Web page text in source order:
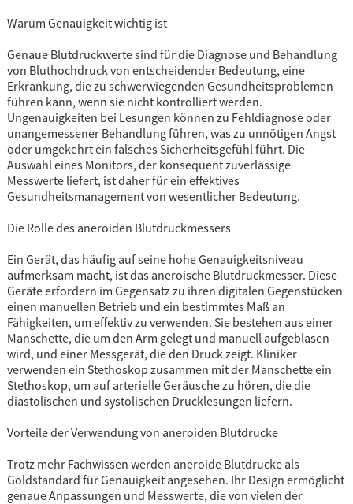
Warum Genauigkeit wichtig ist
Genaue Blutdruckwerte sind für die Diagnose und Behandlung
von Bluthochdruck von entscheidender Bedeutung, eine
Erkrankung, die zu schwerwiegenden Gesundheitsproblemen
führen kann, wenn sie nicht kontrolliert werden.
Ungenauigkeiten bei Lesungen können zu Fehldiagnose oder
unangemessener Behandlung führen, was zu unnötigen Angst
oder umgekehrt ein falsches Sicherheitsgefühl führt. Die
Auswahl eines Monitors, der konsequent zuverlässige
Messwerte liefert, ist daher für ein effektives
Gesundheitsmanagement von wesentlicher Bedeutung.
Die Rolle des aneroiden Blutdruckmessers
Ein Gerät, das häufig auf seine hohe Genauigkeitsniveau
aufmerksam macht, ist das aneroische Blutdruckmesser. Diese
Geräte erfordern im Gegensatz zu ihren digitalen Gegenstücken
einen manuellen Betrieb und ein bestimmtes Maß an
Fähigkeiten, um effektiv zu verwenden. Sie bestehen aus einer
Manschette, die um den Arm gelegt und manuell aufgeblasen
wird, und einer Messgerät, die den Druck zeigt. Kliniker
verwenden ein Stethoskop zusammen mit der Manschette ein
Stethoskop, um auf arterielle Geräusche zu hören, die die
diastolischen und systolischen Drucklesungen liefern.
Vorteile der Verwendung von aneroiden Blutdrucke
Trotz mehr Fachwissen werden aneroide Blutdrucke als
Goldstandard für Genauigkeit angesehen. Ihr Design ermöglicht
genaue Anpassungen und Messwerte, die von vielen der